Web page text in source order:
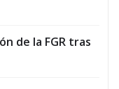
de la FGR tras